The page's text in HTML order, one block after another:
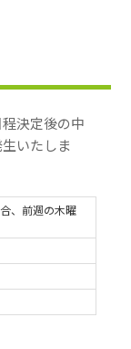
決定後の中
いたしま
、前週の木曜